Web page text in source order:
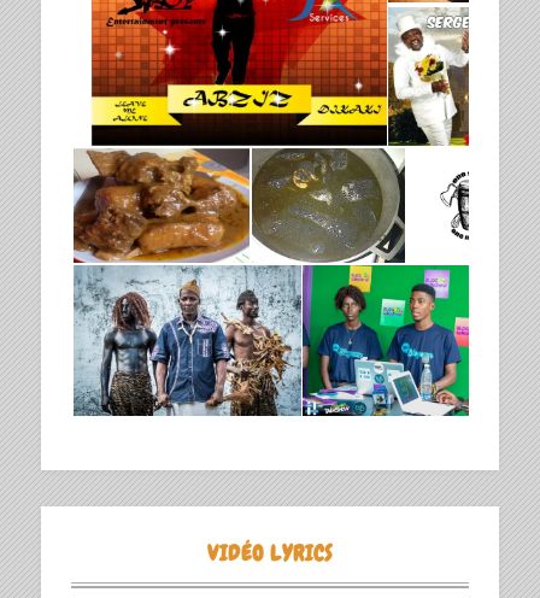
VIDÉO LYRICS